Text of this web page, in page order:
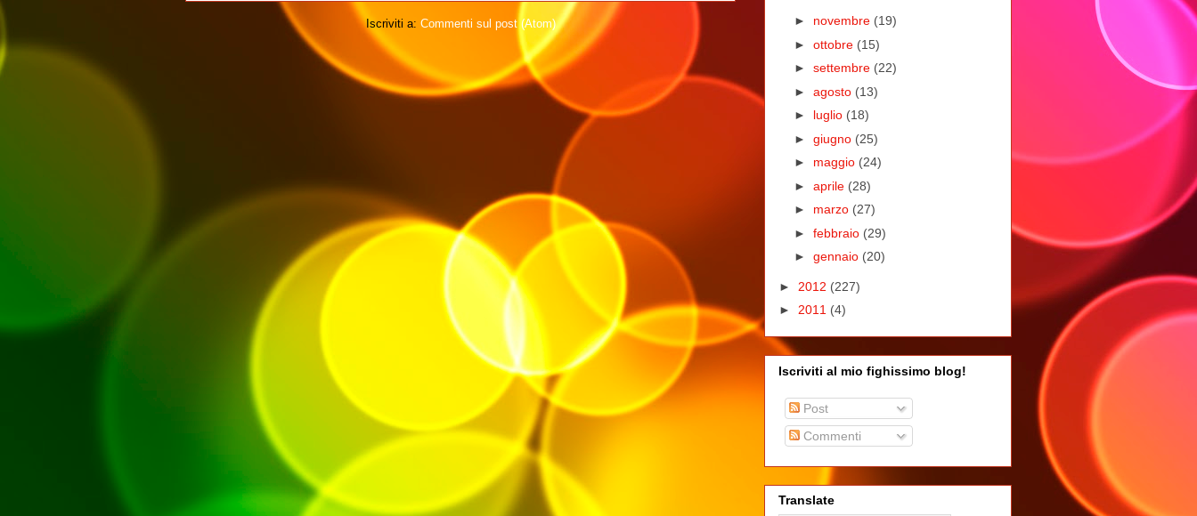
Iscriviti a: Commenti sul post (Atom) ► novembre (19)
► ottobre (15)
► settembre (22)
► agosto (13)
► luglio (18)
► giugno (25)
► maggio (24)
► aprile (28)
► marzo (27)
► febbraio (29)
► gennaio (20)
► 2012 (227)
► 2011 (4)
Iscriviti al mio fighissimo blog!
Post
Commenti
Translate